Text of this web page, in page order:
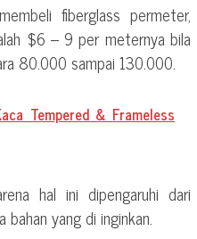
fiberglass permeter,
$6 – 9 per meternya bila
80.000 sampai 130.000.
Tempered & Frameless
hal ini dipengaruhi dari
yang di inginkan.